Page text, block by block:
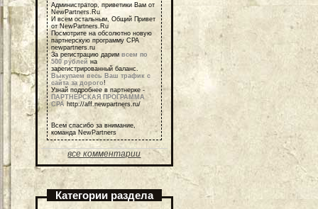
Администратор, приветики Вам от
NewPartners.Ru
И всем остальным, Общий Привет
от NewPartners.Ru
Посмотрите на обсолютно новую
партнерскую программу СРА
newpartners.ru
За регистрацию дарим всем по
500 рублей на
зарегистрированный баланс.
Выкупаем весь Ваш трафик с
сайта за дорого!
Узнай подробнее в партнерке -
ПАРТНЕРСКАЯ ПРОГРАММА
СРА http://aff.newpartners.ru/
Всем спасибо за внимание,
команда NewPartners
все комментарии
Категории раздела